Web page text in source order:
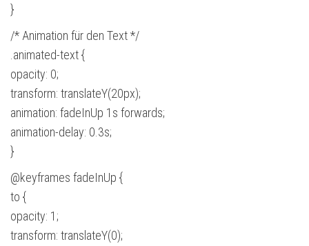
}
/* Animation für den Text */
.animated-text {
opacity: 0;
transform: translateY(20px);
animation: fadeInUp 1s forwards;
animation-delay: 0.3s;
}
@keyframes fadeInUp {
to {
opacity: 1;
transform: translateY(0);